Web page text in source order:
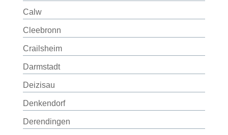
Calw
Cleebronn
Crailsheim
Darmstadt
Deizisau
Denkendorf
Derendingen